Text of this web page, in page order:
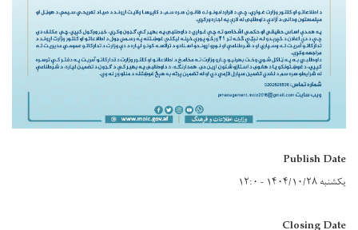
Publish Date
یکشنبه ۱۴۰۴/۱۰/۲۸ - ۱۲:۰